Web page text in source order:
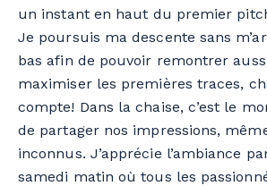
un instant en haut du premier
Je poursuis ma descente sans
bas afin de pouvoir remontrer
maximiser les premières traces,
compte! Dans la chaise, c’est le
de partager nos impressions,
inconnus. J’apprécie l’ambiance
samedi matin où tous les